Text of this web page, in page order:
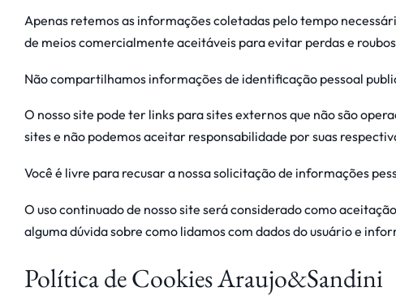
Apenas retemos as informações coletadas pelo tempo
de meios comercialmente aceitáveis ​​para evitar perdas e
Não compartilhamos informações de identificação pessoal
O nosso site pode ter links para sites externos que não são
sites e não podemos aceitar responsabilidade por suas
Você é livre para recusar a nossa solicitação de informações
O uso continuado de nosso site será considerado como
alguma dúvida sobre como lidamos com dados do usuário e
Política de Cookies Araujo&Sandini